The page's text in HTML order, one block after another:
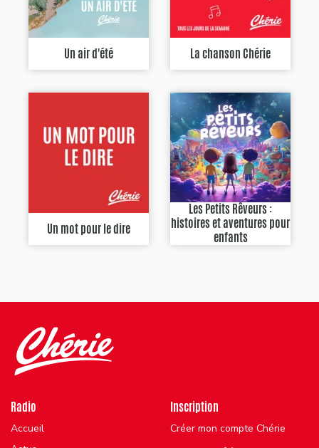
Un air d'été La chanson Chérie
Un mot pour le dire
Les Petits Rêveurs :
histoires et aventures pour
enfants
Radio
Accueil
Inscription
Créer mon compte Chérie